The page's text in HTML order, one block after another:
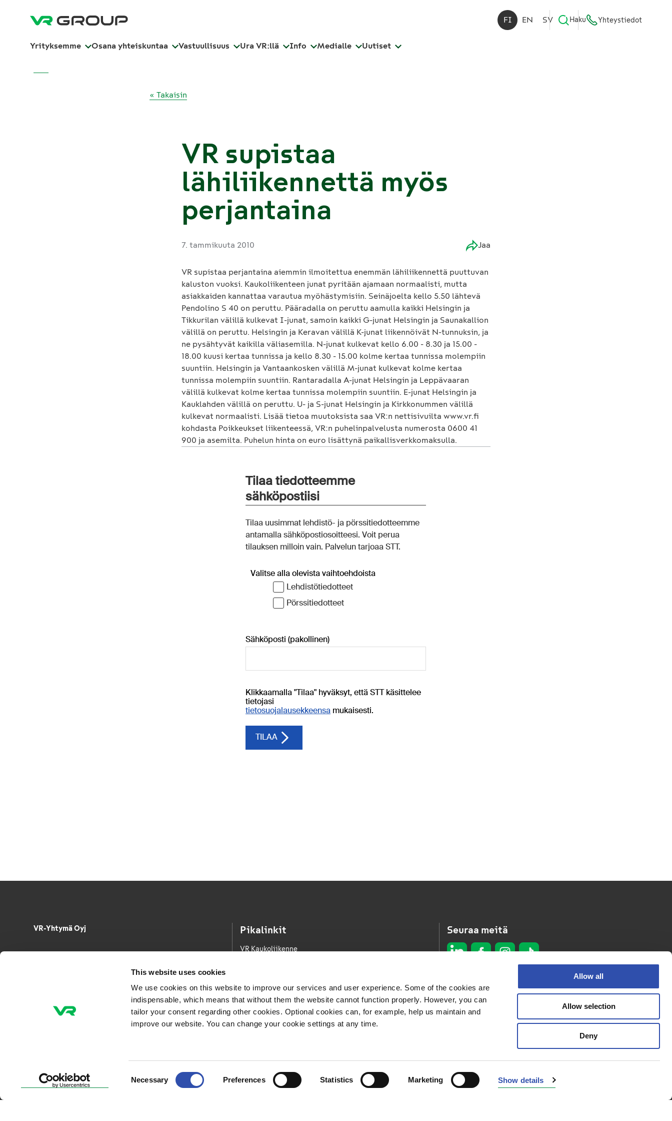
This website uses cookies
We use cookies on this website to improve our services and user experience. Some of the cookies are
indispensable, which means that without them the website cannot function properly. However, you can
tailor your consent regarding other cookies. Optional cookies can, for example, help us maintain and
improve our website. You can change your cookie settings at any time.
Necessary Preferences Statistics Marketing Show details
Allow all
Allow selection
Deny
FI EN SV Haku Yhteystiedot
Yrityksemme Osana yhteiskuntaa Vastuullisuus Ura VR:llä Info Medialle Uutiset
« Takaisin
VR supistaa
lähiliikennettä myös
perjantaina
7. tammikuuta 2010 Jaa
VR supistaa perjantaina aiemmin ilmoitettua enemmän lähiliikennettä puuttuvan
kaluston vuoksi. Kaukoliikenteen junat pyritään ajamaan normaalisti, mutta
asiakkaiden kannattaa varautua myöhästymisiin. Seinäjoelta kello 5.50 lähtevä
Pendolino S 40 on peruttu. Pääradalla on peruttu aamulla kaikki Helsingin ja
Tikkurilan välillä kulkevat I-junat, samoin kaikki G-junat Helsingin ja Saunakallion
välillä on peruttu. Helsingin ja Keravan välillä K-junat liikennöivät N-tunnuksin, ja
ne pysähtyvät kaikilla väliasemilla. N-junat kulkevat kello 6.00 - 8.30 ja 15.00 -
18.00 kuusi kertaa tunnissa ja kello 8.30 - 15.00 kolme kertaa tunnissa molempiin
suuntiin. Helsingin ja Vantaankosken välillä M-junat kulkevat kolme kertaa
tunnissa molempiin suuntiin. Rantaradalla A-junat Helsingin ja Leppävaaran
välillä kulkevat kolme kertaa tunnissa molempiin suuntiin. E-junat Helsingin ja
Kauklahden välillä on peruttu. U- ja S-junat Helsingin ja Kirkkonummen välillä
kulkevat normaalisti. Lisää tietoa muutoksista saa VR:n nettisivuilta www.vr.fi
kohdasta Poikkeukset liikenteessä, VR:n puhelinpalvelusta numerosta 0600 41
900 ja asemilta. Puhelun hinta on euro lisättynä paikallisverkkomaksulla.
VR-Yhtymä Oyj Pikalinkit
VR Kaukoliikenne
VR FleetCare
Medialle
Seuraa meitä
Tietosuojaseloste
Evästeseloste
Saavutettavuusseloste
© 2026 VR Group